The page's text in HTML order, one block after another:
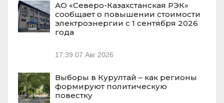
АО «Северо-Казахстанская РЭК»
сообщает о повышении стоимости
электроэнергии с 1 сентября 2026
года
17:39 07 Авг 2026
Выборы в Курултай – как регионы
формируют политическую
повестку